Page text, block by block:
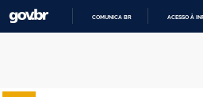
COMUNICA BR ACESSO À